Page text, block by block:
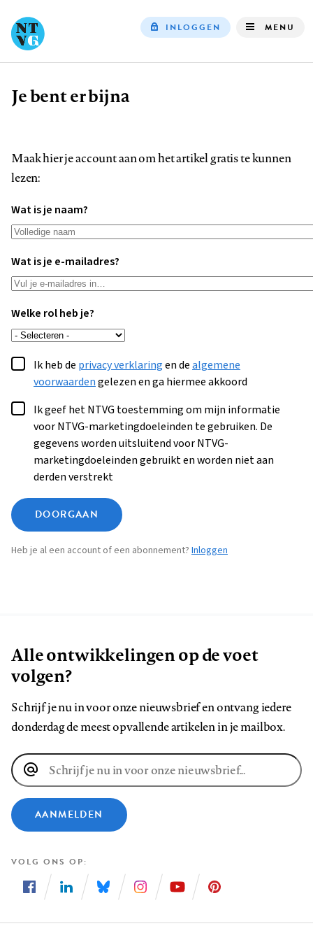
INLOGGEN MENU
Kruimelpad
Je bent er bijna
Maak hier je account aan om het artikel gratis te kunnen
lezen:
Wat is je naam?
Wat is je e-mailadres?
Welke rol heb je?
Ik heb de privacy verklaringen dealgemene
voorwaardengelezen en ga hiermee akkoord
Ik geef het NTVG toestemming om mijn informatie
voor NTVG-marketingdoeleinden te gebruiken. De
gegevens worden uitsluitend voor NTVG-
marketingdoeleinden gebruikt en worden niet aan
derden verstrekt
DOORGAAN
Heb je al een account of een abonnement? Inloggen
Alle ontwikkelingen op de voet
volgen?
Schrijf je nu in voor onze nieuwsbrief en ontvang iedere
donderdag de meest opvallende artikelen in je mailbox.
E-
mailadres
AANMELDEN
VOLG ONS OP
ons
ons
ons
ons
ons
ons